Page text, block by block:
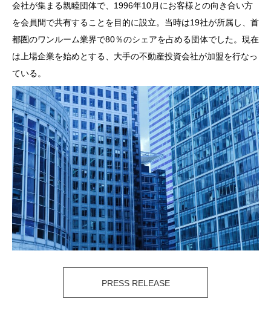
会社が集まる親睦団体で、1996年10月にお客様との向き合い方
を会員間で共有することを目的に設立。当時は19社が所属し、首
都圏のワンルーム業界で80％のシェアを占める団体でした。現在
は上場企業を始めとする、大手の不動産投資会社が加盟を行なっ
ている。
PRESS RELEASE